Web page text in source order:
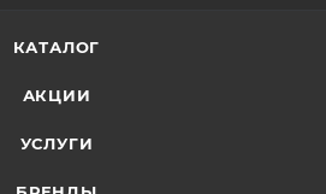
КАТАЛОГ
АКЦИИ
УСЛУГИ